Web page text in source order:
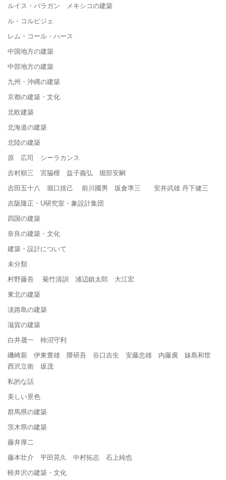
ルイス・バラガン メキシコの建築
ル・コルビジェ
レム・コール・ハース
中国地方の建築
中部地方の建築
九州・沖縄の建築
京都の建築・文化
北欧建築
北海道の建築
北陸の建築
原 広司 シーラカンス
吉村順三 宮脇檀 益子義弘 堀部安嗣
吉田五十八 堀口捨己 前川國男 坂倉準三 安井武雄 丹下健三
吉阪隆正・U研究室・象設計集団
四国の建築
奈良の建築・文化
建築・設計について
未分類
村野藤吾 菊竹清訓 浦辺鎮太郎 大江宏
東北の建築
淡路島の建築
滋賀の建築
白井晟一 柿沼守利
磯崎新 伊東豊雄 隈研吾 谷口吉生 安藤忠雄 内藤廣 妹島和世
西沢立衛 坂茂
私的な話
美しい景色
群馬県の建築
茨木県の建築
藤井厚二
藤本壮介 平田晃久 中村拓志 石上純也
軽井沢の建築・文化